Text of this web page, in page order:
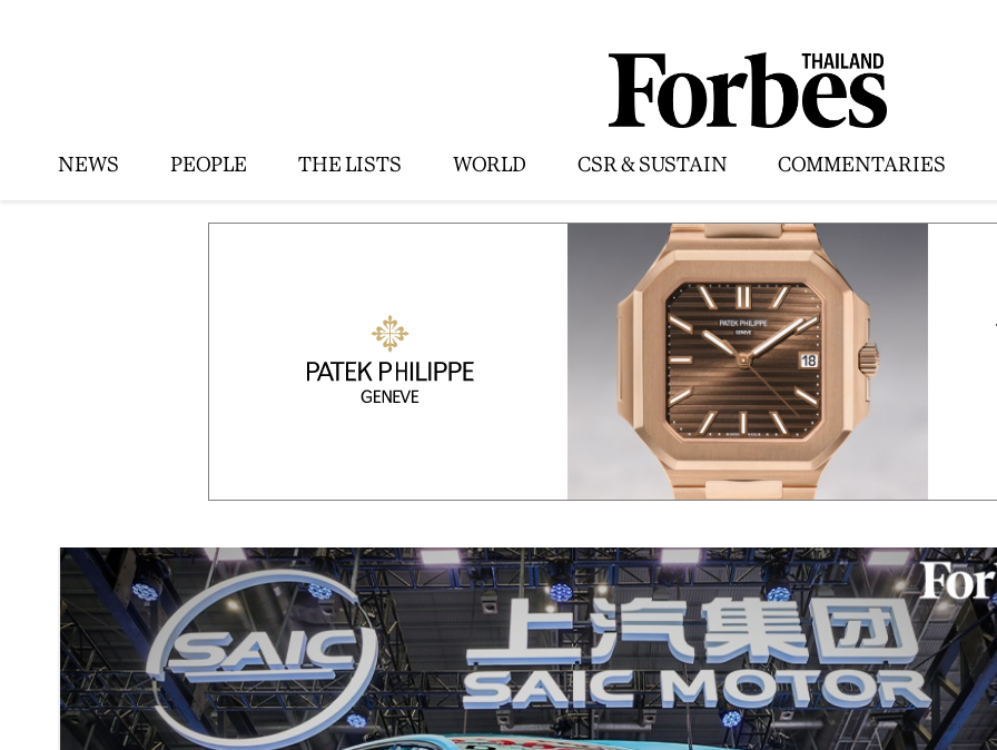
NEWS PEOPLE THE LISTS WORLD CSR & SUSTAIN COMMENTARIES